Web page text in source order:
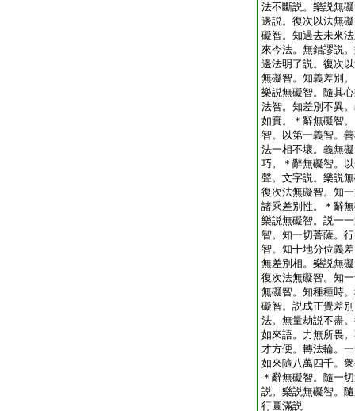
法不斷説。樂説無
邊説。復次以法無
礙智。知過去未來
來今法。無錯謬説
邊法明了説。復次
無礙智。知義差別
樂説無礙智。隨其
法智。知差別不異
如實。＊辭無礙智
智。以第一義智。
法一相不壞。義無
巧。＊辭無礙智。
聲。文字説。樂説
復次法無礙智。知
諸乘差別性。＊辭
樂説無礙智。説一
智。知一切菩薩。
智。知十地分位義
無差別相。樂説無
復次法無礙智。知
無礙智。知種種時
礙智。説成正覺差
法。無量劫説不盡
如來語。力無所畏
才方便。轉法輪。
如來隨八萬四千。
＊辭無礙智。隨一
説。樂説無礙智。
行圓滿説